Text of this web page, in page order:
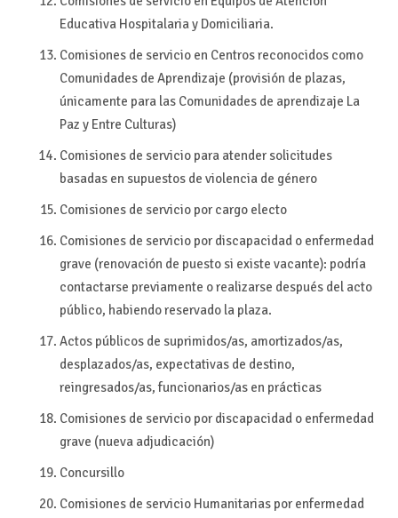
Educativa Hospitalaria y Domiciliaria.
Comisiones de servicio en Centros reconocidos como
Comunidades de Aprendizaje (provisión de plazas,
únicamente para las Comunidades de aprendizaje La
Paz y Entre Culturas)
Comisiones de servicio para atender solicitudes
basadas en supuestos de violencia de género
Comisiones de servicio por cargo electo
Comisiones de servicio por discapacidad o enfermedad
grave (renovación de puesto si existe vacante): podría
contactarse previamente o realizarse después del acto
público, habiendo reservado la plaza.
Actos públicos de suprimidos/as, amortizados/as,
desplazados/as, expectativas de destino,
reingresados/as, funcionarios/as en prácticas
Comisiones de servicio por discapacidad o enfermedad
grave (nueva adjudicación)
Concursillo
Comisiones de servicio Humanitarias por enfermedad